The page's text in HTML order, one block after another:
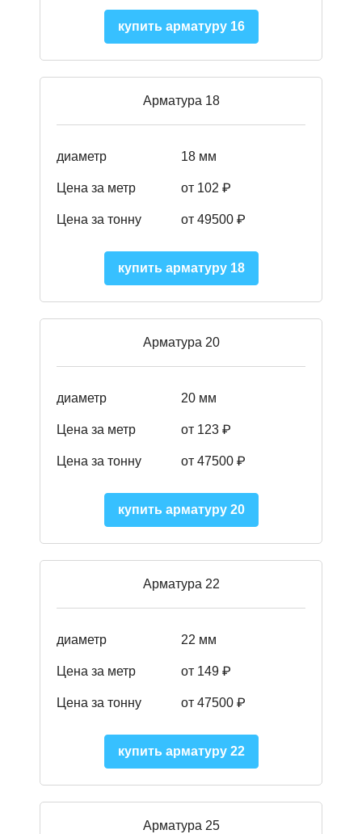
купить арматуру 16
Арматура 18
диаметр 18 мм
Цена за метр от 102 ₽
Цена за тонну от 49500 ₽
купить арматуру 18
Арматура 20
диаметр 20 мм
Цена за метр от 123 ₽
Цена за тонну от 47500 ₽
купить арматуру 20
Арматура 22
диаметр 22 мм
Цена за метр от 149 ₽
Цена за тонну от 47500 ₽
купить арматуру 22
Арматура 25